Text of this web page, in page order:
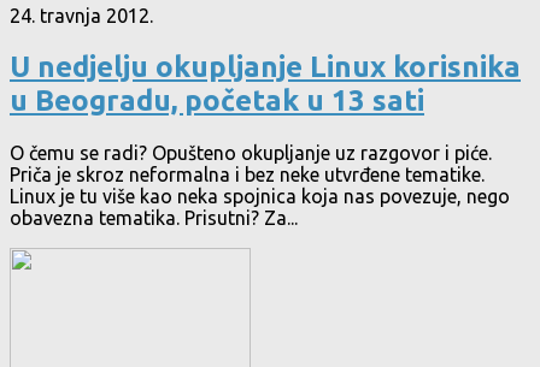
24. travnja 2012.
U nedjelju okupljanje Linux korisnika
u Beogradu, početak u 13 sati
O čemu se radi? Opušteno okupljanje uz razgovor i piće.
Priča je skroz neformalna i bez neke utvrđene tematike.
Linux je tu više kao neka spojnica koja nas povezuje, nego
obavezna tematika. Prisutni? Za...